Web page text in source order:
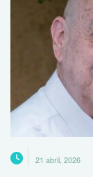
21 abril, 2026